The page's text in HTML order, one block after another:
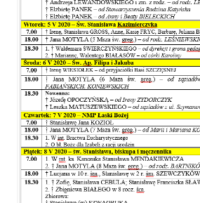
Nasz patron
Kościół Rektoracki
Vademecum
Wspólnoty parafialne
Katecheza parafialna
Niezbędnik Katolika
Kaplica Adoracji